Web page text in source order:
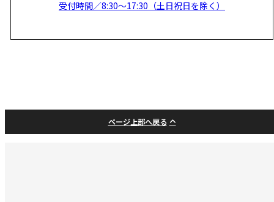
受付時間／8:30～17:30（土日祝日を除く）
ページ上部へ戻る